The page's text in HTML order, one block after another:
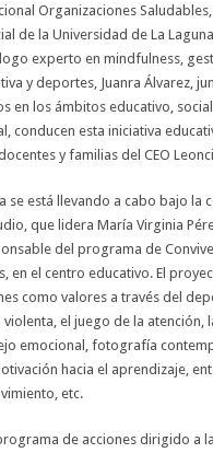
Organizaciones
de la Universidad de La
experto en mindfulness,
y deportes, Juanra Álvarez,
en los ámbitos educativo,
conducen esta iniciativa
y familias del CEO
se está llevando a cabo bajo la
que lidera María Virginia
del programa de
en el centro educativo. El
como valores a través del
violenta, el juego de la atención,
emocional, fotografía
hacia el aprendizaje,
etc.
de acciones dirigido a